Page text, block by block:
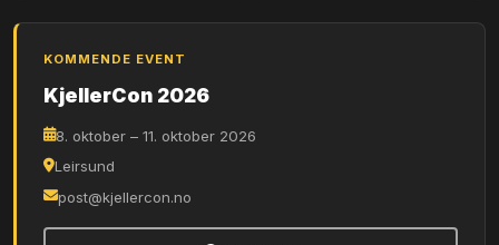
KOMMENDE EVENT
KjellerCon 2026
8. oktober – 11. oktober 2026
Leirsund
post@kjellercon.no